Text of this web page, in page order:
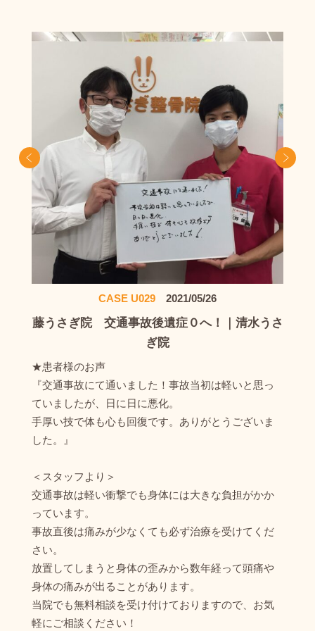
Prev
CASE U029 2021/05/26
藤うさぎ院 交通事故後遺症０へ！｜清水うさ
ぎ院
★患者様のお声
『交通事故にて通いました！事故当初は軽いと思っ
ていましたが、日に日に悪化。
手厚い技で体も心も回復です。ありがとうございま
した。』
＜スタッフより＞
交通事故は軽い衝撃でも身体には大きな負担がかか
っています。
事故直後は痛みが少なくても必ず治療を受けてくだ
さい。
放置してしまうと身体の歪みから数年経って頭痛や
身体の痛みが出ることがあります。
当院でも無料相談を受け付けておりますので、お気
軽にご相談ください！